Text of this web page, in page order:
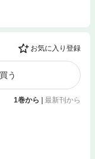
お気に入り登録
う
1巻から 最新刊から